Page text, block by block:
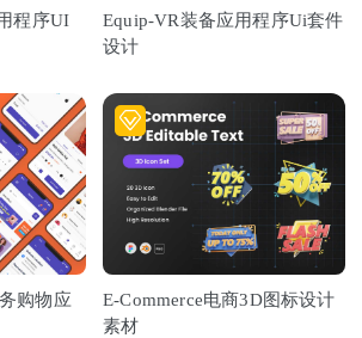
程序UI
Equip-VR装备应用程序Ui套件
设计
购物应
E-Commerce电商3D图标设计
素材